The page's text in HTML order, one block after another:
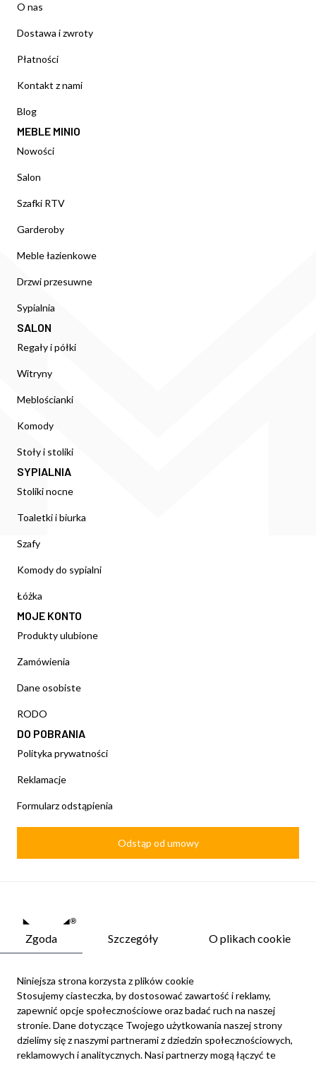
O nas
Dostawa i zwroty
Płatności
Kontakt z nami
Blog
MEBLE MINIO
Nowości
Salon
Szafki RTV
Garderoby
Meble łazienkowe
Drzwi przesuwne
Sypialnia
SALON
Regały i półki
Witryny
Meblościanki
Komody
Stoły i stoliki
SYPIALNIA
Stoliki nocne
Toaletki i biurka
Szafy
Komody do sypialni
Łóżka
MOJE KONTO
Produkty ulubione
Zamówienia
Dane osobiste
RODO
DO POBRANIA
Polityka prywatności
Reklamacje
Formularz odstąpienia
Odstąp od umowy
Newsletter
Możesz zrezygnować w każdej chwili. W tym celu należy odnaleźć
szczegóły w naszej informacji prawnej.
Zgoda Szczegóły O plikach cookie
Niniejsza strona korzysta z plików cookie
Stosujemy ciasteczka, by dostosować zawartość i reklamy,
zapewnić opcje społecznościowe oraz badać ruch na naszej
stronie. Dane dotyczące Twojego użytkowania naszej strony
dzielimy się z naszymi partnerami z dziedzin społecznościowych,
reklamowych i analitycznych. Nasi partnerzy mogą łączyć te